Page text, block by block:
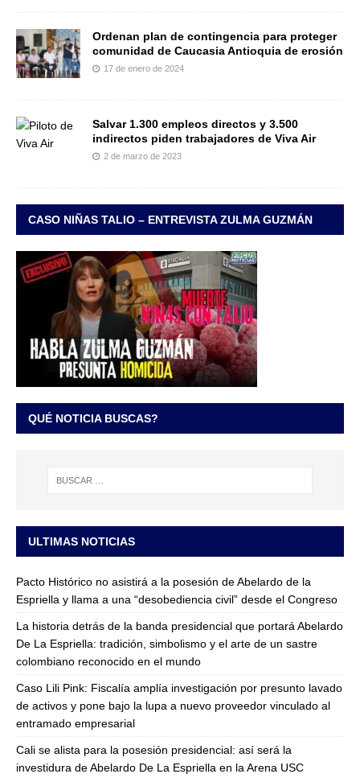
Ordenan plan de contingencia para proteger
comunidad de Caucasia Antioquia de erosión
17 de enero de 2024
Salvar 1.300 empleos directos y 3.500
indirectos piden trabajadores de Viva Air
2 de marzo de 2023
CASO NIÑAS TALIO – ENTREVISTA ZULMA GUZMÁN
QUÉ NOTICIA BUSCAS?
ULTIMAS NOTICIAS
Pacto Histórico no asistirá a la posesión de Abelardo de la
Espriella y llama a una “desobediencia civil” desde el Congreso
La historia detrás de la banda presidencial que portará Abelardo
De La Espriella: tradición, simbolismo y el arte de un sastre
colombiano reconocido en el mundo
Caso Lili Pink: Fiscalía amplía investigación por presunto lavado
de activos y pone bajo la lupa a nuevo proveedor vinculado al
entramado empresarial
Cali se alista para la posesión presidencial: así será la
investidura de Abelardo De La Espriella en la Arena USC